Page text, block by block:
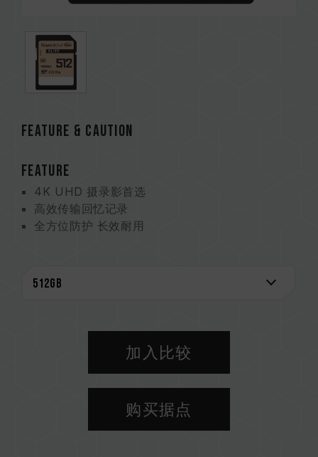
Feature & CAUTION
FEATURE
4K UHD 摄录影首选
高效传输回忆记录
全方位防护 长效耐用
加入比较
购买据点